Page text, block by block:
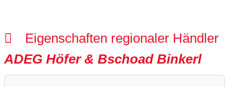
Eigenschaften regionaler Händler
ADEG Höfer & Bschoad Binkerl